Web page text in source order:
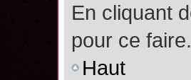
En cliquant
pour ce faire.
Haut